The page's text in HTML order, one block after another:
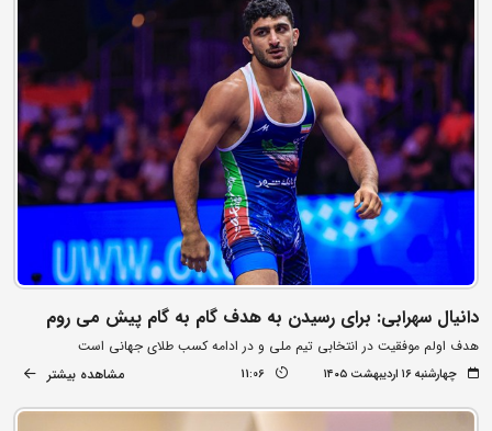
دانیال سهرابی: برای رسیدن به هدف گام به گام پیش می روم
هدف اولم موفقیت در انتخابی تیم ملی و در ادامه کسب طلای جهانی است
چهارشنبه ۱۶ اردیبهشت ۱۴۰۵ 11:06 مشاهده بیشتر